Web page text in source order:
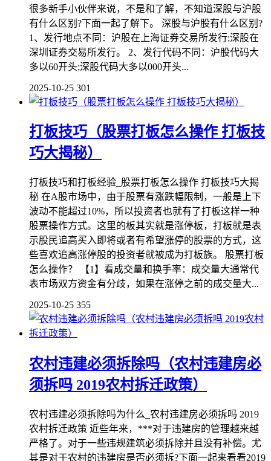
很多新手小伙伴来说，不是和了解，不知道深股与沪股
有什么区别?下面一起了解下。 深股与沪股有什么区别?
1、发行地点不同：沪股在上海证券交易所发行;深股在
深圳证券交易所发行。 2、发行代码不同：沪股代码大
多以60开头;深股代码大多以000开头...
2025-10-25 301
打板技巧（股票打板怎么操作 打板技
巧大揭秘）
打板技巧和打板经验_股票打板怎么操作 打板技巧大揭
秘 在A股市场中，由于股票有涨跌幅限制，一般是上下
波动不能超过10%，所以投资者也就有了打板这样一种
股票操作方式。这里的板其实就是涨停板，打板就是表
示股民追高买入即将或者有希望涨停的股票的方式，这
些喜欢追高涨停股的投资者就被成为打板族。 股票打板
怎么操作？ 【1】看成交量和换手率：成交量大通常代
表市场双方资金有分歧，如果在涨停之前的成交量大...
2025-10-25 355
农村违建必须拆除吗（农村违建房必
须拆吗 2019农村拆迁政策）
农村违建必须拆除吗为什么_农村违建房必须拆吗 2019
农村拆迁政策 近些年来，***对于违建房的管理越来越
严格了。对于一些违规建筑必须拆除并且没有补偿。尤
其是对于农村的违建房是否必须拆?下面一起来看看2019